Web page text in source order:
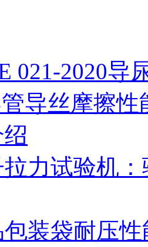
021-2020导
导丝摩擦
力试验机
装袋耐压